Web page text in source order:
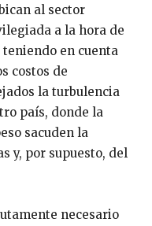
al sector
a la hora de
en cuenta
costos de
la turbulencia
país, donde la
sacuden la
y, por supuesto, del
necesario